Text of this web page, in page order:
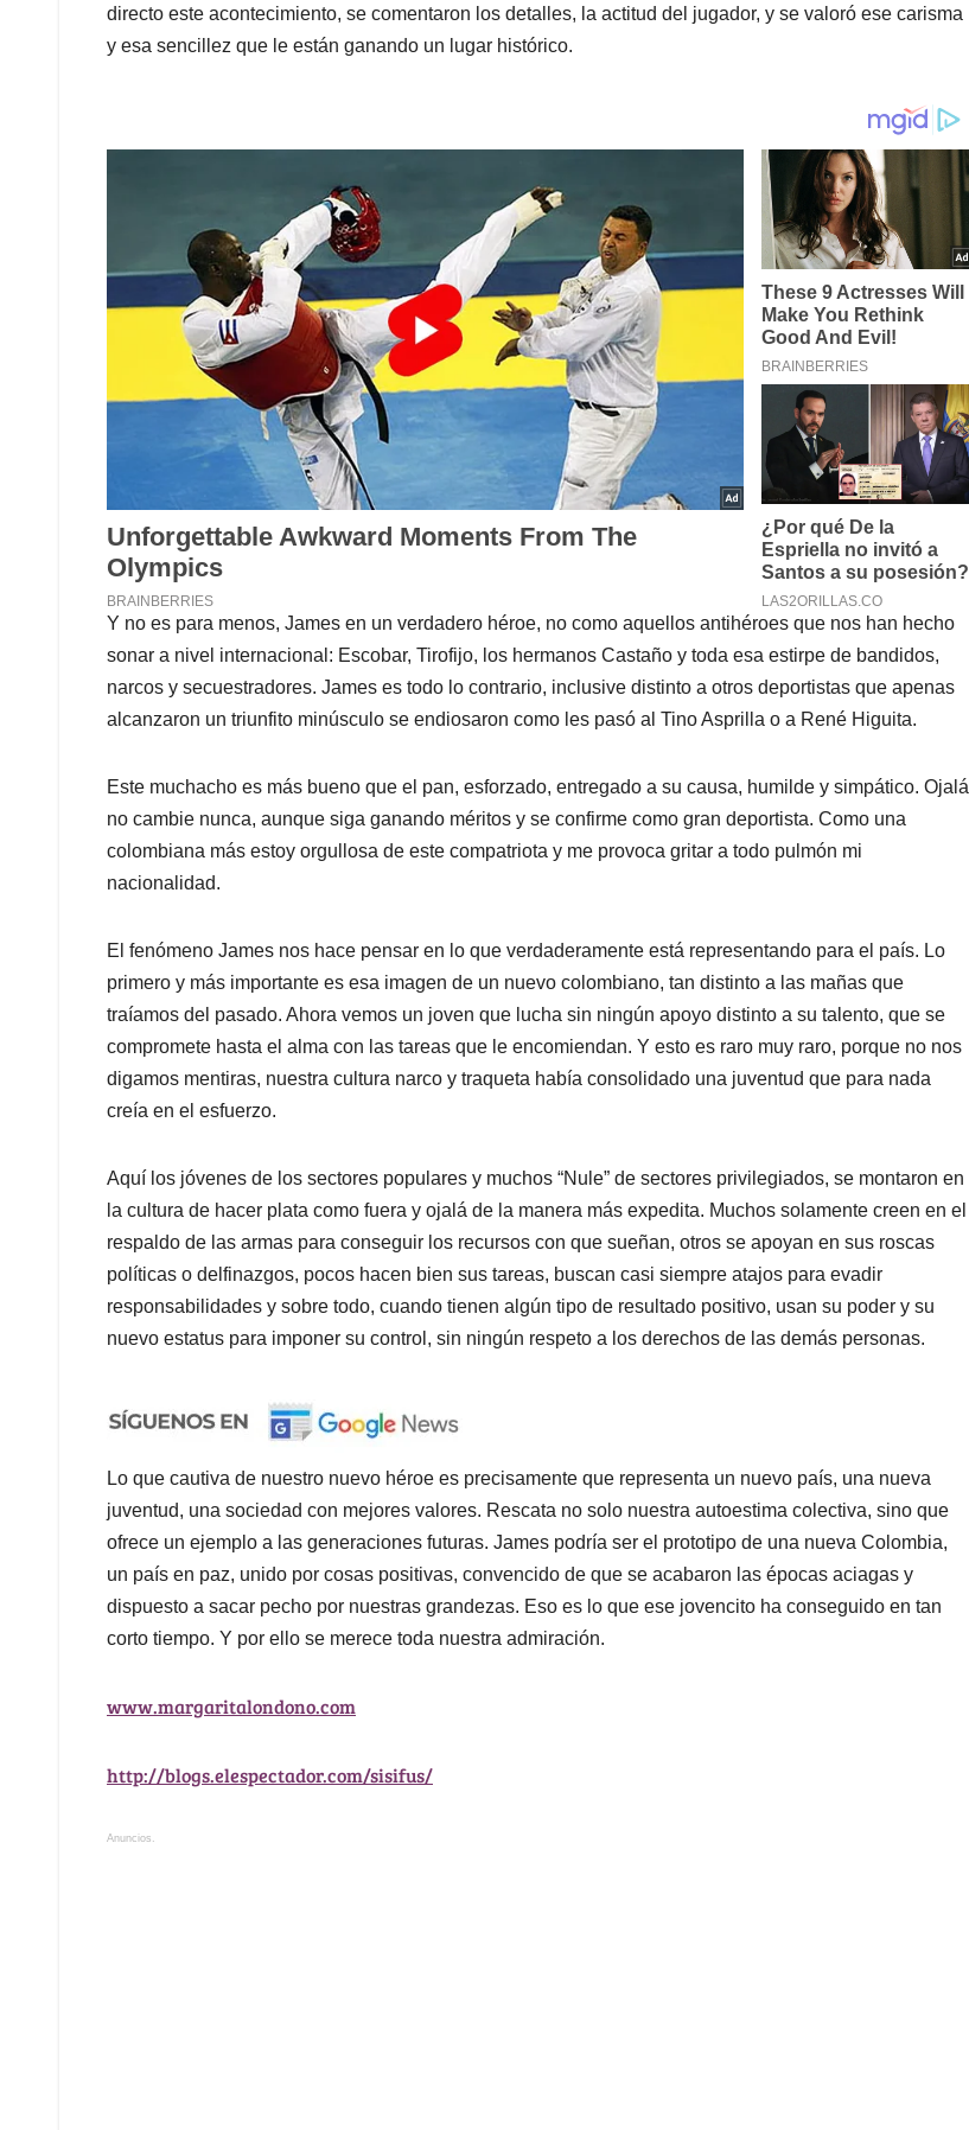
directo este acontecimiento, se comentaron los detalles, la actitud del jugador, y se valoró ese carisma
y esa sencillez que le están ganando un lugar histórico.
Y no es para menos, James en un verdadero héroe, no como aquellos antihéroes que nos han hecho
sonar a nivel internacional: Escobar, Tirofijo, los hermanos Castaño y toda esa estirpe de bandidos,
narcos y secuestradores. James es todo lo contrario, inclusive distinto a otros deportistas que apenas
alcanzaron un triunfito minúsculo se endiosaron como les pasó al Tino Asprilla o a René Higuita.
Este muchacho es más bueno que el pan, esforzado, entregado a su causa, humilde y simpático. Ojalá
no cambie nunca, aunque siga ganando méritos y se confirme como gran deportista. Como una
colombiana más estoy orgullosa de este compatriota y me provoca gritar a todo pulmón mi
nacionalidad.
El fenómeno James nos hace pensar en lo que verdaderamente está representando para el país. Lo
primero y más importante es esa imagen de un nuevo colombiano, tan distinto a las mañas que
traíamos del pasado. Ahora vemos un joven que lucha sin ningún apoyo distinto a su talento, que se
compromete hasta el alma con las tareas que le encomiendan. Y esto es raro muy raro, porque no nos
digamos mentiras, nuestra cultura narco y traqueta había consolidado una juventud que para nada
creía en el esfuerzo.
Aquí los jóvenes de los sectores populares y muchos “Nule” de sectores privilegiados, se montaron en
la cultura de hacer plata como fuera y ojalá de la manera más expedita. Muchos solamente creen en el
respaldo de las armas para conseguir los recursos con que sueñan, otros se apoyan en sus roscas
políticas o delfinazgos, pocos hacen bien sus tareas, buscan casi siempre atajos para evadir
responsabilidades y sobre todo, cuando tienen algún tipo de resultado positivo, usan su poder y su
nuevo estatus para imponer su control, sin ningún respeto a los derechos de las demás personas.
Lo que cautiva de nuestro nuevo héroe es precisamente que representa un nuevo país, una nueva
juventud, una sociedad con mejores valores. Rescata no solo nuestra autoestima colectiva, sino que
ofrece un ejemplo a las generaciones futuras. James podría ser el prototipo de una nueva Colombia,
un país en paz, unido por cosas positivas, convencido de que se acabaron las épocas aciagas y
dispuesto a sacar pecho por nuestras grandezas. Eso es lo que ese jovencito ha conseguido en tan
corto tiempo. Y por ello se merece toda nuestra admiración.
www.margaritalondono.com
http://blogs.elespectador.com/sisifus/
Anuncios.